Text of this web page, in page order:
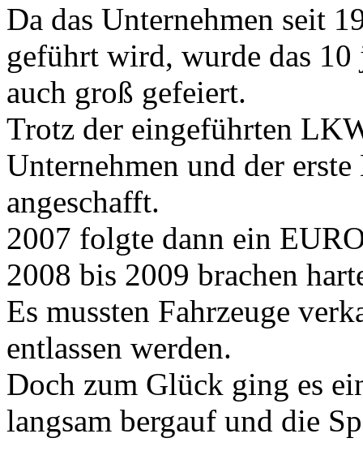
Da das Unternehmen seit
geführt wird, wurde das
auch groß gefeiert.
Trotz der eingeführten
Unternehmen und der
angeschafft.
2007 folgte dann ein
2008 bis 2009 brachen
Es mussten Fahrzeuge
entlassen werden.
Doch zum Glück ging es
langsam bergauf und die